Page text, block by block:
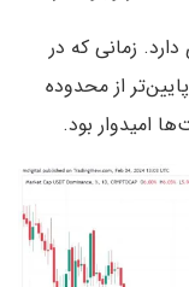
زمانی که در
از محدوده